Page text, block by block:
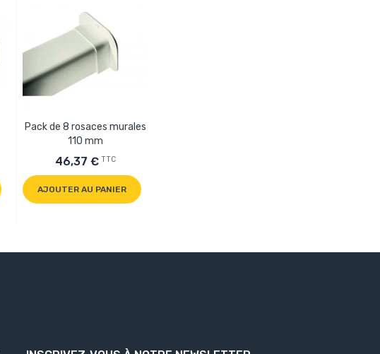
Pack de 8 rosaces murales
110 mm
46,37 € TTC
AJOUTER AU PANIER